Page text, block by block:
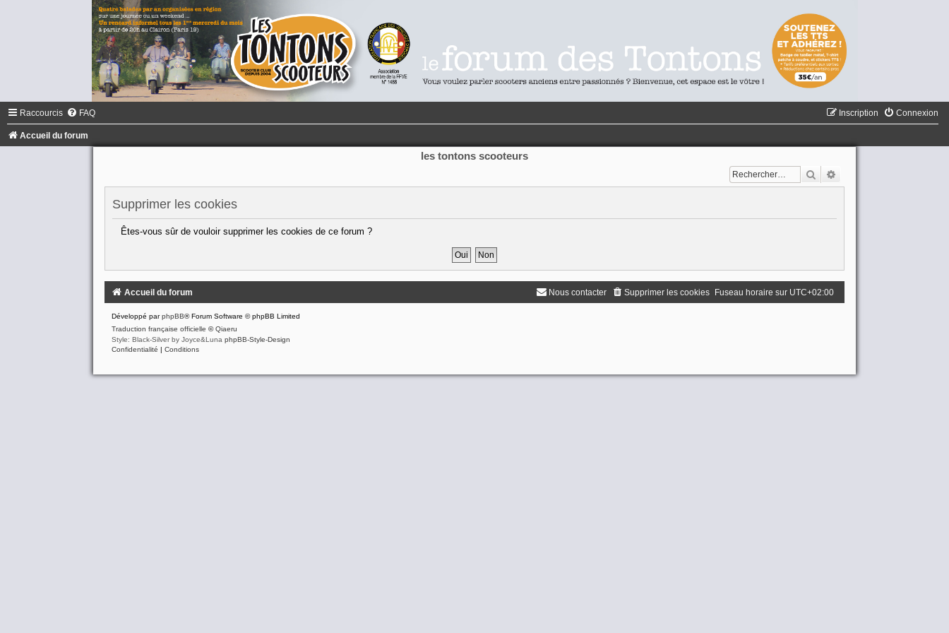
Raccourcis FAQ Connexion
Inscription
Accueil du forum
les tontons scooteurs
Rechercher
Supprimer les cookies
Êtes-vous sûr de vouloir supprimer les cookies de ce forum ?
Accueil du forum Fuseau horaire sur UTC+02:00
Supprimer les cookies
Nous contacter
Développé parphpBB® Forum Software © phpBB Limited
Traduction française officielle ©Qiaeru
Style: Black-Silver by Joyce&Luna phpBB-Style-Design
Confidentialité | Conditions